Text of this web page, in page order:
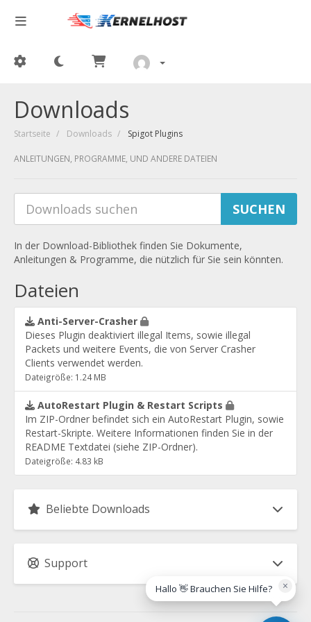
Downloads
Startseite Downloads Spigot Plugins
ANLEITUNGEN, PROGRAMME, UND ANDERE DATEIEN
In der Download-Bibliothek finden Sie Dokumente,
Anleitungen & Programme, die nützlich für Sie sein könnten.
Dateien
Anti-Server-Crasher
Dieses Plugin deaktiviert illegal Items, sowie illegal
Packets und weitere Events, die von Server Crasher
Clients verwendet werden.
Dateigröße: 1.24 MB
AutoRestart Plugin & Restart Scripts
Im ZIP-Ordner befindet sich ein AutoRestart Plugin, sowie
Restart-Skripte. Weitere Informationen finden Sie in der
README Textdatei (siehe ZIP-Ordner).
Dateigröße: 4.83 kB
Beliebte Downloads
Support
×
Hallo 👋 Brauchen Sie Hilfe?